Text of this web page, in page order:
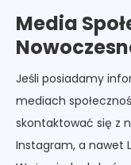
Media
Jeśli posiadamy
mediach
skontaktować się z
Instagram, a nawet